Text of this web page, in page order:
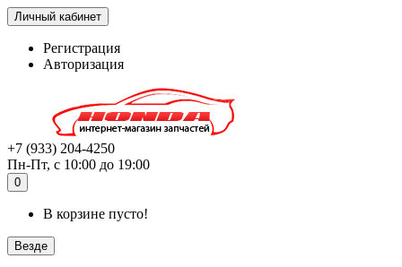
Личный кабинет
Регистрация
Авторизация
+7 (933) 204-4250
Пн-Пт, с 10:00 до 19:00
0
В корзине пусто!
Везде